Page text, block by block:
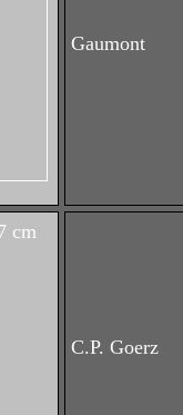
Gaumont
C.P. Goerz